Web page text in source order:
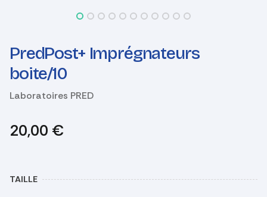
PredPost+ Imprégnateurs
boite/10
Laboratoires PRED
20,00 €
TAILLE